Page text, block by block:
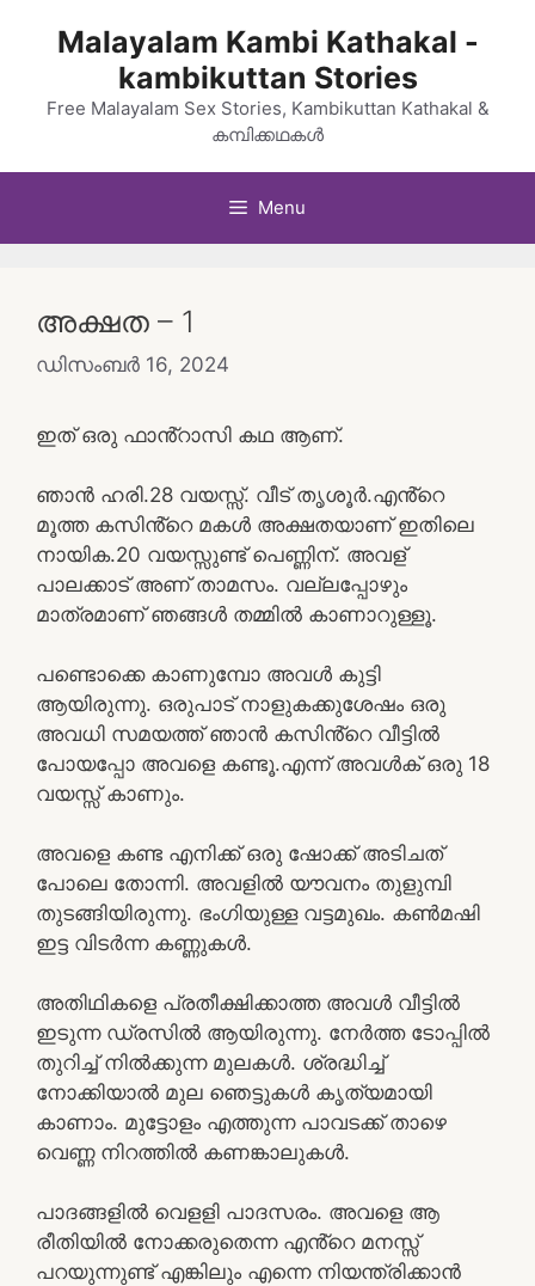
Malayalam Kambi Kathakal -
kambikuttan Stories
Free Malayalam Sex Stories, Kambikuttan Kathakal &
കമ്പിക്കഥകൾ
Menu
അക്ഷത – 1
ഡിസംബർ 16, 2024
ഇത് ഒരു ഫാൻ്റാസി കഥ ആണ്.
ഞാൻ ഹരി.28 വയസ്സ്. വീട് തൃശൂർ.എൻ്റെ
മൂത്ത കസിൻ്റെ മകൾ അക്ഷതയാണ് ഇതിലെ
നായിക.20 വയസ്സുണ്ട് പെണ്ണിന്. അവള്
പാലക്കാട് അണ് താമസം. വല്ലപ്പോഴും
മാത്രമാണ് ഞങ്ങൾ തമ്മിൽ കാണാറുള്ളൂ.
പണ്ടൊക്കെ കാണുമ്പോ അവൾ കുട്ടി
ആയിരുന്നു. ഒരുപാട് നാളുകക്കുശേഷം ഒരു
അവധി സമയത്ത് ഞാൻ കസിൻ്റെ വീട്ടിൽ
പോയപ്പോ അവളെ കണ്ടൂ.എന്ന് അവൾക് ഒരു 18
വയസ്സ് കാണും.
അവളെ കണ്ട എനിക്ക് ഒരു ഷോക്ക് അടിചത്
പോലെ തോന്നി. അവളിൽ യൗവനം തുളുമ്പി
തുടങ്ങിയിരുന്നു. ഭംഗിയുള്ള വട്ടമുഖം. കൺമഷി
ഇട്ട വിടർന്ന കണ്ണുകൾ.
അതിഥികളെ പ്രതീക്ഷിക്കാത്ത അവൾ വീട്ടിൽ
ഇടുന്ന ഡ്രസിൽ ആയിരുന്നു. നേർത്ത ടോപ്പിൽ
തുറിച്ച് നിൽക്കുന്ന മുലകൾ. ശ്രദ്ധിച്ച്
നോക്കിയാൽ മുല ഞെട്ടുകൾ കൃത്യമായി
കാണാം. മുട്ടോളം എത്തുന്ന പാവടക്ക് താഴെ
വെണ്ണ നിറത്തിൽ കണങ്കാലുകൾ.
പാദങ്ങളിൽ വെളളി പാദസരം. അവളെ ആ
രീതിയിൽ നോക്കരുതെന്ന എൻ്റെ മനസ്സ്
പറയുന്നുണ്ട് എങ്കിലും എന്നെ നിയന്ത്രിക്കാൻ